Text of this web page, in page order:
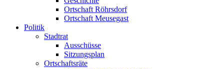
Ortschaft Röhrsdorf
Ortschaft Meusegast
Politik
Stadtrat
Ausschüsse
Sitzungsplan
Ortschaftsräte